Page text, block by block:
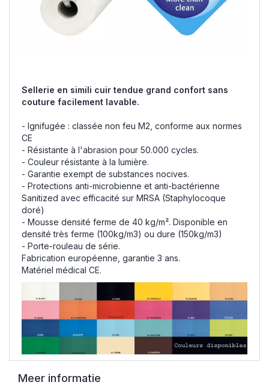
Sellerie en simili cuir tendue grand confort sans
couture facilement lavable.
- Ignifugée : classée non feu M2, conforme aux normes
CE
- Résistante à l'abrasion pour 50.000 cycles.
- Couleur résistante à la lumière.
- Garantie exempt de substances nocives.
- Protections anti-microbienne et anti-bactérienne
Sanitized avec efficacité sur MRSA (Staphylocoque
doré)
- Mousse densité ferme de 40 kg/m². Disponible en
densité très ferme (100kg/m3) ou dure (150kg/m3)
- Porte-rouleau de série.
Fabrication européenne, garantie 3 ans.
Matériel médical CE.
Meer informatie